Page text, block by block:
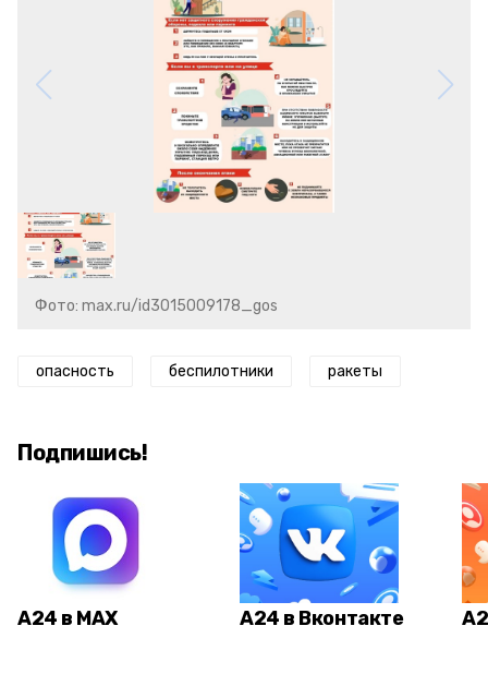
Фото: max.ru/id3015009178_gos
опасность беспилотники ракеты
Подпишись!
А24 в MAX А24 в Вконтакте